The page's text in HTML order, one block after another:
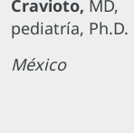
Cravioto, MD,
pediatría, Ph.D.
México